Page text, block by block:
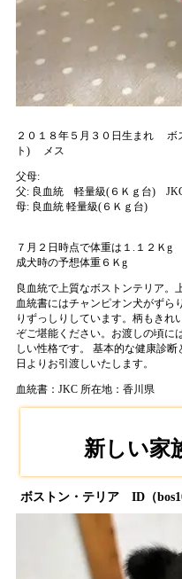
２０１８年５月３０日生まれ
ボ
ト)
メス
父母:
父: 良血統 軽量級(６Ｋｇ台)
母: 良血統 軽量級(６Ｋｇ台)
７月２日時点で体重は１.１２Ｋg
成犬時の予想体重６Ｋg
良血統で上質なボストンテリア。
血統書にはチャンピオン犬がずら
りずっしりしています。柄もきれ
ぞご堪能ください。お渡しの頃に
しい性格です。 基本的な健康診
日よりお引渡しいたします。
血統書：JKC 所在地：香川県
新しい家
ボストン・テリア ID（